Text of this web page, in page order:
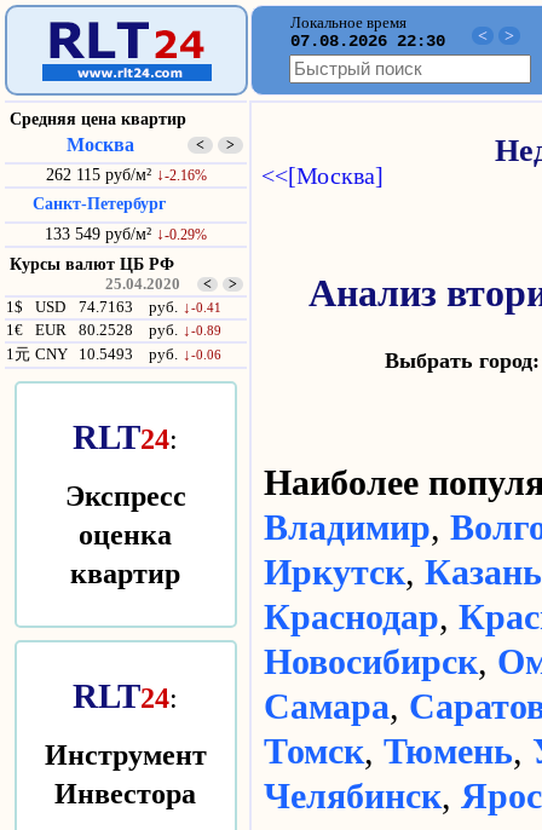
Локальное время
07.08.2026 22:30 < >
Средняя цена квартир
Москва < >
262 115 руб/м² ↓-2.16%
Санкт-Петербург
133 549 руб/м² ↓-0.29%
Курсы валют ЦБ РФ
25.04.2020 < >
1$ USD 74.7163 руб. ↓-0.41
1€ EUR 80.2528 руб. ↓-0.89
1元 CNY 10.5493 руб. ↓-0.06
RLT24:
Экспресс
оценка
квартир
RLT24:
Инструмент
Инвестора
<<[Москва]
Анализ
Выбрать
Наиболее
Владимир,
Иркутск, Казань
Краснодар,
Новосибирск,
Самара,
Томск, Тюмень,
Челябинск,